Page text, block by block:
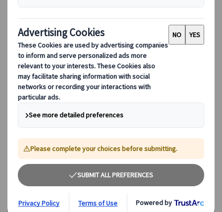
ワルシャワ世界遺産観光
ショパンの故郷を訪ねて